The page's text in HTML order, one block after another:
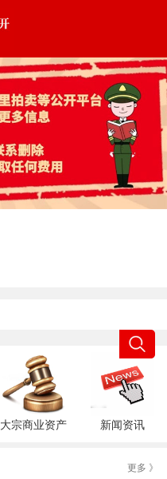
大宗商业资产 新闻资讯
更多 》